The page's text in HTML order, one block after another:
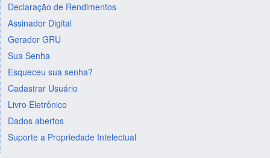
Declaração de Rendimentos
Assinador Digital
Gerador GRU
Sua Senha
Esqueceu sua senha?
Cadastrar Usuário
Livro Eletrônico
Dados abertos
Suporte a Propriedade Intelectual